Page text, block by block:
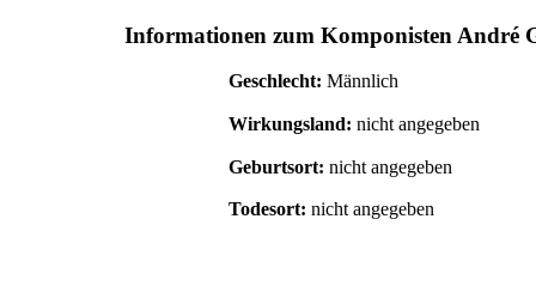
Informationen zum Komponisten André
Geschlecht: Männlich
Wirkungsland: nicht angegeben
Geburtsort: nicht angegeben
Todesort: nicht angegeben